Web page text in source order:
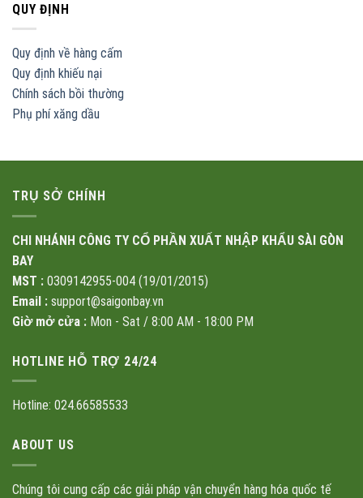
QUY ĐỊNH
Quy định về hàng cấm
Quy định khiếu nại
Chính sách bồi thường
Phụ phí xăng dầu
TRỤ SỞ CHÍNH
CHI NHÁNH CÔNG TY CỔ PHẦN XUẤT NHẬP KHẨU SÀI GÒN
BAY
MST : 0309142955-004 (19/01/2015)
Email : support@saigonbay.vn
Giờ mở cửa : Mon - Sat / 8:00 AM - 18:00 PM
HOTLINE HỖ TRỢ 24/24
Hotline: 024.66585533
ABOUT US
Chúng tôi cung cấp các giải pháp vận chuyển hàng hóa quốc tế